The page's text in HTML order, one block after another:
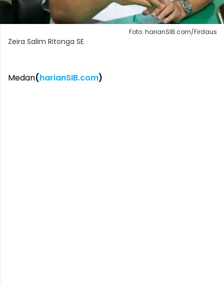
Foto: harianSIB.com/Firdaus
Zeira Salim Ritonga SE
Medan(harianSIB.com)